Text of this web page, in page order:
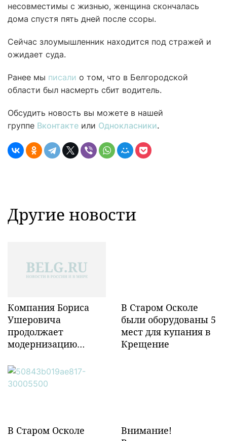
несовместимы с жизнью, женщина скончалась
дома спустя пять дней после ссоры.
Сейчас злоумышленник находится под стражей и
ожидает суда.
Ранее мы писали о том, что в Белгородской
области был насмерть сбит водитель.
Обсудить новость вы можете в нашей
группе Вконтакте или Однокласники.
Другие новости
Компания Бориса
Ушеровича
продолжает
модернизацию
инфраструктуры в
Забайкалье
В Старом Осколе
были оборудованы 5
мест для купания в
Крещение
В Старом Осколе
Внимание!